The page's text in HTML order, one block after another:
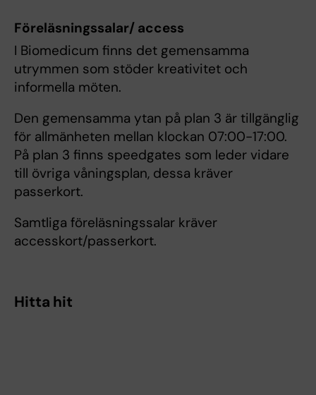
Föreläsningssalar/ access
I Biomedicum finns det gemensamma
utrymmen som stöder kreativitet och
informella möten.
Den gemensamma ytan på plan 3 är tillgänglig
för allmänheten mellan klockan 07:00-17:00.
På plan 3 finns speedgates som leder vidare
till övriga våningsplan, dessa kräver
passerkort.
Samtliga föreläsningssalar kräver
accesskort/passerkort.
Hitta hit